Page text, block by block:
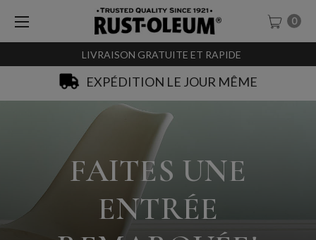
LIVRAISON GRATUITE ET RAPIDE
0
SACHET-TESTEURS À 0,99€
FAITES UNE
ENTRÉE